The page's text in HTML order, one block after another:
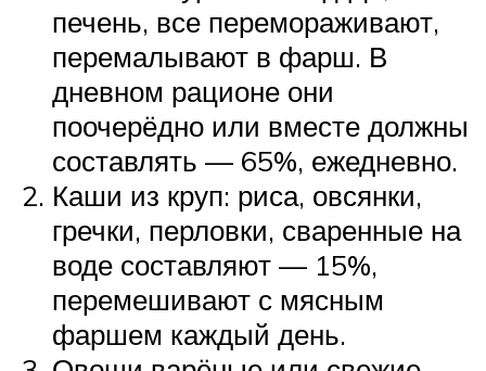
печень, все перемораживают,
перемалывают в фарш. В
дневном рационе они
поочерёдно или вместе должны
составлять — 65%, ежедневно.
Каши из круп: риса, овсянки,
гречки, перловки, сваренные на
воде составляют — 15%,
перемешивают с мясным
фаршем каждый день.